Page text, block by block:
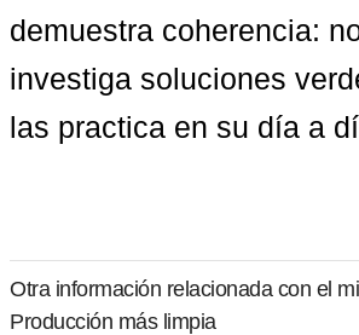
demuestra coherencia:
investiga soluciones
las practica en su día a
Otra información relacionada con el
Producción más limpia